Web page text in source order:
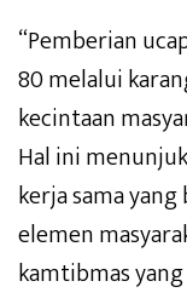
“Pemberian
80 melalui
kecintaan
Hal ini
kerja sama
elemen
kamtibmas